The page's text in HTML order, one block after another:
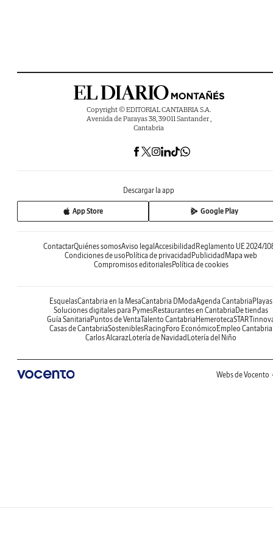
Copyright © EDITORIAL CANTABRIA S.A.
Avenida de Parayas 38, 39011 Santander ,
Cantabria
Descargar la app
App Store Google Play
ContactarQuiénes somosAviso legal Accesibilidad Reglamento UE 2024/
Condiciones de uso Política de privacidad Publicidad Mapa web
Compromisos editorialesPolítica de cookies
EsquelasCantabria en la MesaCantabria DModaAgenda Cantabria Playas
Soluciones digitales para PymesRestaurantes en Cantabria De tiendas
Guía Sanitaria Puntos de VentaTalento Cantabria Hemeroteca
Casas de CantabriaSosteniblesRacing Foro Económico Empleo Cantabria
Carlos Alcaraz Lotería de Navidad Lotería del Niño
Webs de Vocento